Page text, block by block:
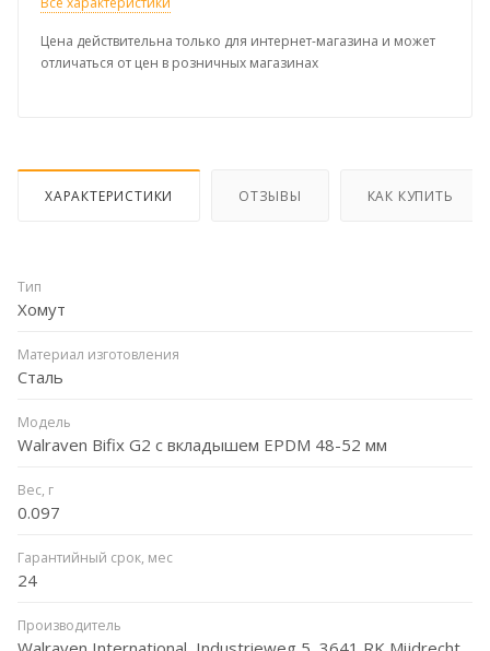
Цена действительна только для интернет-магазина и может
отличаться от цен в розничных магазинах
ХАРАКТЕРИСТИКИ ОТЗЫВЫ КАК КУПИТЬ
Тип
Хомут
Материал изготовления
Сталь
Модель
Walraven Bifix G2 с вкладышем EPDM 48-52 мм
Вес, г
0.097
Гарантийный срок, мес
24
Производитель